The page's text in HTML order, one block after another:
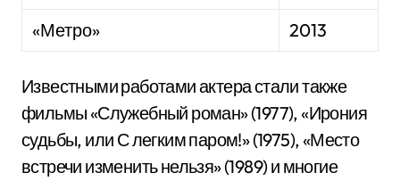
«Метро»
2013
Известными работами актера стали также
фильмы «Служебный роман» (1977), «Ирония
судьбы, или С легким паром!» (1975), «Место
встречи изменить нельзя» (1989) и многие